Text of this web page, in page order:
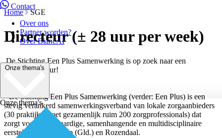
Contact
Over ons
Partner worden?
Over BiancAI
Onze thema's
Onze thema's
Home SGE
Directeur (± 28 uur per week)
De Stichting Een Plus Samenwerking is op zoek naar een
nieuwe directeur!
• De Stichting Een Plus Samenwerking (verder: Een Plus) is een
stevig verankerd samenwerkingsverband van lokale zorgaanbieders
(30 praktijken met gezamenlijk ruim 200 zorgprofessionals) dat
zorgt voor hoogwaardige, samenhangende en multidisciplinaire
eerstelijnszorg in Velp (Gld.) en Rozendaal.